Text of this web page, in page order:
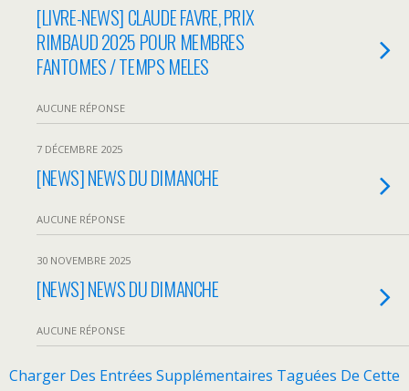
[LIVRE-NEWS] CLAUDE FAVRE, PRIX
RIMBAUD 2025 POUR MEMBRES
FANTOMES / TEMPS MELES
AUCUNE RÉPONSE
7 DÉCEMBRE 2025
[NEWS] NEWS DU DIMANCHE
AUCUNE RÉPONSE
30 NOVEMBRE 2025
[NEWS] NEWS DU DIMANCHE
AUCUNE RÉPONSE
Charger Des Entrées Supplémentaires Taguées De Cette